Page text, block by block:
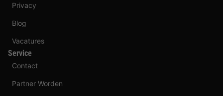
Privacy
Blog
Vacatures
Service
Contact
Partner Worden